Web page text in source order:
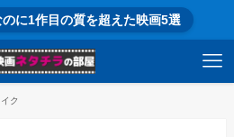
に1作目の質を超えた映画5選
ク